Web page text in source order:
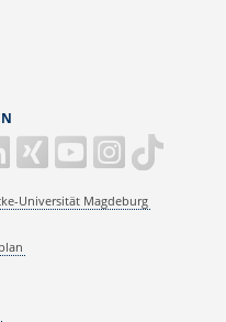
Universität Magdeburg